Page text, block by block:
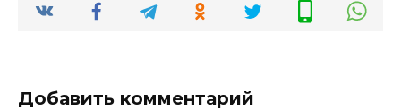
Добавить комментарий